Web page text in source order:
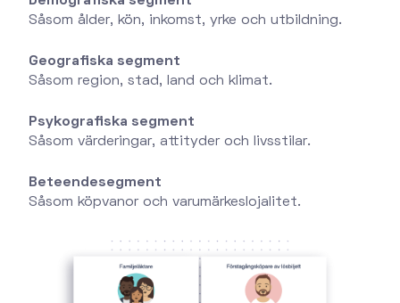
Såsom ålder, kön, inkomst, yrke och utbildning.
Geografiska segment
Såsom region, stad, land och klimat.
Psykografiska segment
Såsom värderingar, attityder och livsstilar.
Beteendesegment
Såsom köpvanor och varumärkeslojalitet.